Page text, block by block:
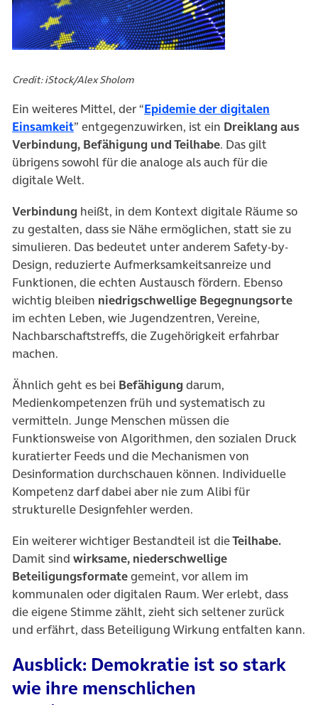
Credit: iStock/Alex Sholom
Ein weiteres Mittel, der “Epidemie der digitalen
Einsamkeit(öffnet in neuem Tab)
” entgegenzuwirken, ist ein Dreiklang aus
Verbindung, Befähigung und Teilhabe. Das gilt
übrigens sowohl für die analoge als auch für die
digitale Welt.
Verbindung heißt, in dem Kontext digitale Räume so
zu gestalten, dass sie Nähe ermöglichen, statt sie zu
simulieren. Das bedeutet unter anderem Safety-by-
Design, reduzierte Aufmerksamkeitsanreize und
Funktionen, die echten Austausch fördern. Ebenso
wichtig bleiben niedrigschwellige Begegnungsorte
im echten Leben, wie Jugendzentren, Vereine,
Nachbarschaftstreffs, die Zugehörigkeit erfahrbar
machen.
Ähnlich geht es bei Befähigung darum,
Medienkompetenzen früh und systematisch zu
vermitteln. Junge Menschen müssen die
Funktionsweise von Algorithmen, den sozialen Druck
kuratierter Feeds und die Mechanismen von
Desinformation durchschauen können. Individuelle
Kompetenz darf dabei aber nie zum Alibi für
strukturelle Designfehler werden.
Ein weiterer wichtiger Bestandteil ist dieTeilhabe.
Damit sind wirksame, niederschwellige
Beteiligungsformategemeint, vor allem im
kommunalen oder digitalen Raum. Wer erlebt, dass
die eigene Stimme zählt, zieht sich seltener zurück
und erfährt, dass Beteiligung Wirkung entfalten kann.
Ausblick: Demokratie ist so stark
wie ihre menschlichen